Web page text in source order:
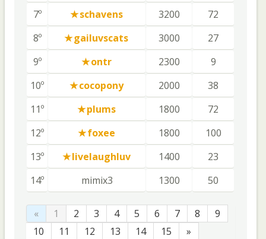
7º schavens 3200
72
8º
gailuvscats 3000
27
9º
ontr 2300
9
10º
cocopony 2000
38
11º
plums 1800
72
12º
foxee 1800
100
13º
livelaughluv 1400
23
14º
mimix3 1300 50
« 1 2 3 4 5 6 7 8
9
10
11 12 13 14 15 »